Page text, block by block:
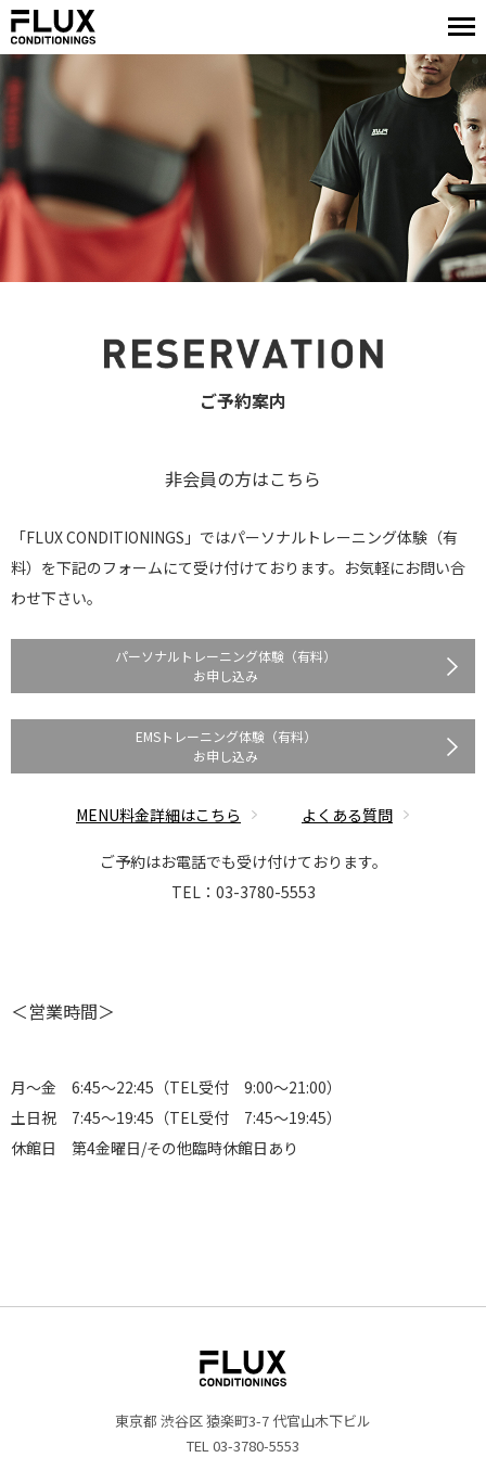
ご予約案内
非会員の方はこちら
「FLUX CONDITIONINGS」ではパーソナルトレーニング体験（有
料）を下記のフォームにて受け付けております。お気軽にお問い合
わせ下さい。
パーソナルトレーニング体験（有料）
お申し込み
EMSトレーニング体験（有料）
お申し込み
MENU料金詳細はこちら よくある質問
ご予約はお電話でも受け付けております。
TEL：03-3780-5553
＜営業時間＞
月〜金 6:45〜22:45（TEL受付 9:00〜21:00）
土日祝 7:45〜19:45（TEL受付 7:45〜19:45）
休館日 第4金曜日/その他臨時休館日あり
東京都 渋谷区 猿楽町3-7 代官山木下ビル
TEL 03-3780-5553